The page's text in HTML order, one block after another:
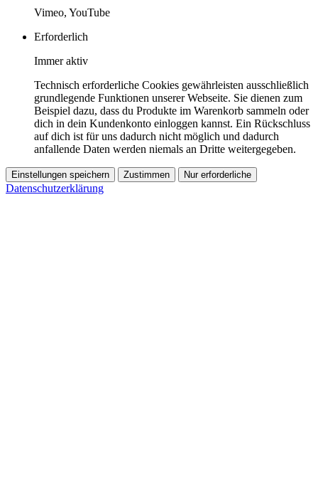
Vimeo, YouTube
Erforderlich
Immer aktiv
Technisch erforderliche Cookies gewährleisten ausschließlich
grundlegende Funktionen unserer Webseite. Sie dienen zum
Beispiel dazu, dass du Produkte im Warenkorb sammeln oder
dich in dein Kundenkonto einloggen kannst. Ein Rückschluss
auf dich ist für uns dadurch nicht möglich und dadurch
anfallende Daten werden niemals an Dritte weitergegeben.
Einstellungen speichern Zustimmen Nur erforderliche
Datenschutzerklärung